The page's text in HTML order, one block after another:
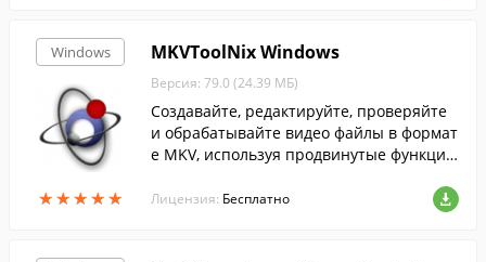
Windows
★★★★★
★★★★★
MKVToolNix Windows
Версия: 79.0 (24.39 МБ)
Создавайте, редактируйте, проверяйте
и обрабатывайте видео файлы в формат
е MKV, используя продвинутые функции,
Лицензия: Бесплатно